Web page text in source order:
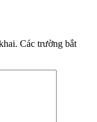
Các trường bắt